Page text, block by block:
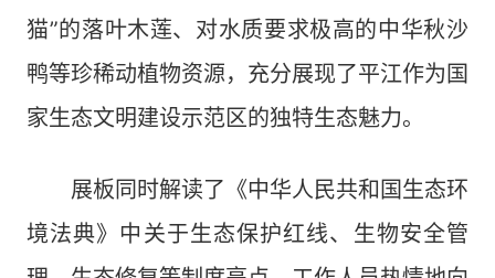
猫”的落叶木莲、对水质要求极高的中华秋沙
鸭等珍稀动植物资源，充分展现了平江作为国
家生态文明建设示范区的独特生态魅力。
展板同时解读了《中华人民共和国生态环
境法典》中关于生态保护红线、生物安全管